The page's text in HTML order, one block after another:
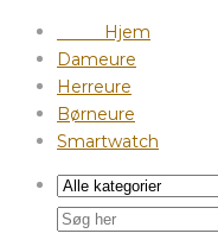
Hjem
Dameure
Herreure
Børneure
Smartwatch